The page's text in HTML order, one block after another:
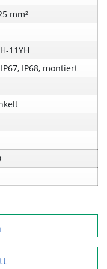
mm²
11YH
IP67, IP68, montiert